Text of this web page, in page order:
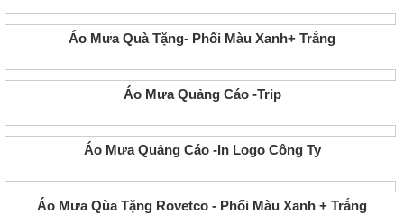
Áo Mưa Quà Tặng- Phối Màu Xanh+ Trắng
Áo Mưa Quảng Cáo -Trip
Áo Mưa Quảng Cáo -In Logo Công Ty
Áo Mưa Qùa Tặng Rovetco - Phối Màu Xanh + Trắng